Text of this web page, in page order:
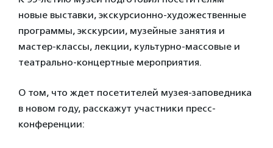
новые выставки, экскурсионно-художественные
программы, экскурсии, музейные занятия и
мастер-классы, лекции, культурно-массовые и
театрально-концертные мероприятия.
О том, что ждет посетителей музея-заповедника
в новом году, расскажут участники пресс-
конференции: